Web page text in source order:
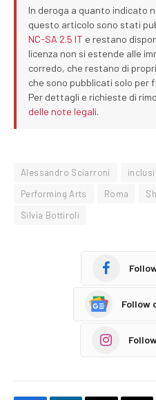
In deroga a quanto indicato
questo articolo sono stati
NC-SA 2.5 IT e restano
licenza non si estende alle
corredo, che restano di
che sono pubblicati solo per
Per dettagli e richieste di
delle note legali.
Alessandro Sciarroni
Performing Arts
Roma
Silvia Bottiroli
Follow